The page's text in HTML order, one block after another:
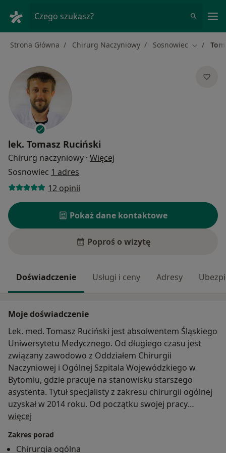
Czego szukasz?
Strona Główna Chirurg Naczyniowy Sosnowiec Zmień
lek. Tomasz Ruciński
Chirurg naczyniowy · Więcej
Sosnowiec 1 adres
12 opinii
Pokaż dane kontaktowe
Poproś o wizytę
Doświadczenie Usługi i ceny Adresy
Moje doświadczenie
Lek. med. Tomasz Ruciński jest absolwentem Śląskiego
Uniwersytetu Medycznego. Od długiego czasu jest
związany zawodowo z Oddziałem Chirurgii
Naczyniowej i Ogólnej Szpitala Wojewódzkiego w
Bytomiu, gdzie pracuje na stanowisku starszego
asystenta. Tytuł specjalisty z zakresu chirurgii ogólnej
uzyskał w 2014 roku. Od początku swojej pracy
klinicznej specjalizuje się w diagnostyce i leczeniu
uczestnikiem licznych szkoleń i warsztatów z zakresu
więcej
Zakres porad
Chirurgia ogólna